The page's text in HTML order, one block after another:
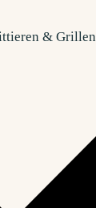
& Grillen